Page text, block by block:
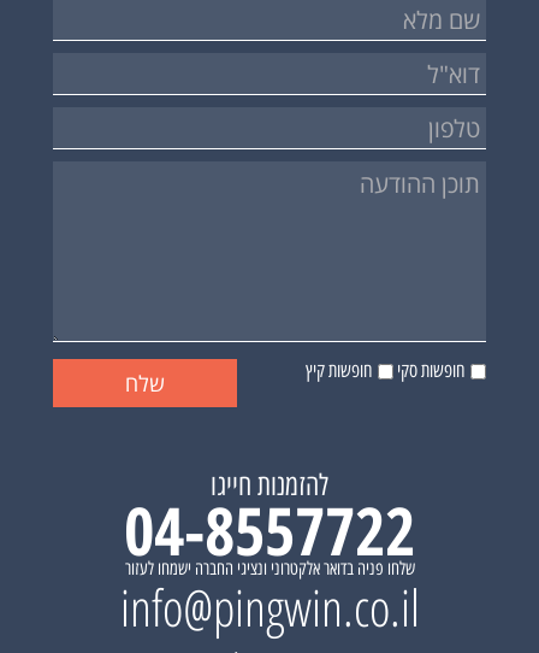
חופשות סקי חופשות קיץ
להזמנות חייגו
04-8557722
שלחו פניה בדואר אלקטרוני ונציגי החברה ישמחו לעזור
info@pingwin.co.il